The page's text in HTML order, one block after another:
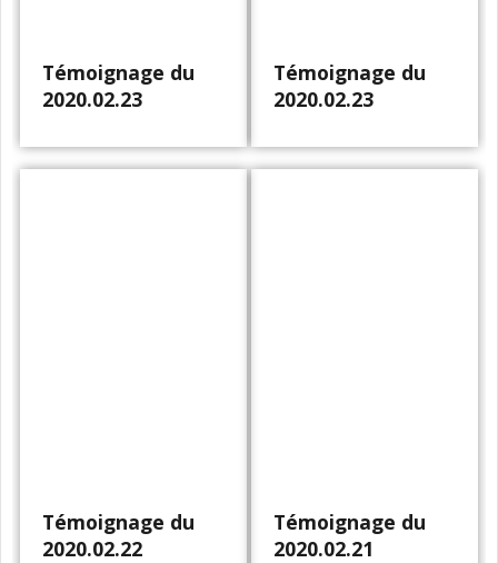
Témoignage du
2020.02.23
Témoignage du
2020.02.23
Témoignage du
2020.02.22
Témoignage du
2020.02.21